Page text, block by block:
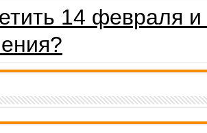
14 февраля